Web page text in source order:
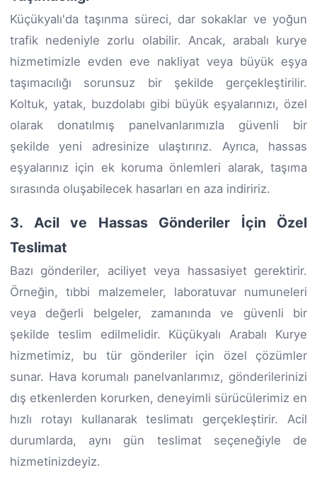
Küçükyalı'da taşınma süreci, dar sokaklar ve yoğun
trafik nedeniyle zorlu olabilir. Ancak, arabalı kurye
hizmetimizle evden eve nakliyat veya büyük eşya
taşımacılığı sorunsuz bir şekilde gerçekleştirilir.
Koltuk, yatak, buzdolabı gibi büyük eşyalarınızı, özel
olarak donatılmış panelvanlarımızla güvenli bir
şekilde yeni adresinize ulaştırırız. Ayrıca, hassas
eşyalarınız için ek koruma önlemleri alarak, taşıma
sırasında oluşabilecek hasarları en aza indiririz.
3. Acil ve Hassas Gönderiler İçin Özel
Teslimat
Bazı gönderiler, aciliyet veya hassasiyet gerektirir.
Örneğin, tıbbi malzemeler, laboratuvar numuneleri
veya değerli belgeler, zamanında ve güvenli bir
şekilde teslim edilmelidir. Küçükyalı Arabalı Kurye
hizmetimiz, bu tür gönderiler için özel çözümler
sunar. Hava korumalı panelvanlarımız, gönderilerinizi
dış etkenlerden korurken, deneyimli sürücülerimiz en
hızlı rotayı kullanarak teslimatı gerçekleştirir. Acil
durumlarda, aynı gün teslimat seçeneğiyle de
hizmetinizdeyiz.